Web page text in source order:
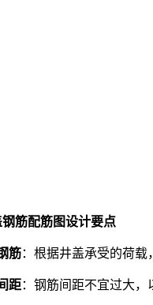
筋配筋图设计要点
筋：根据井盖承受的荷载
距：钢筋间距不宜过大，